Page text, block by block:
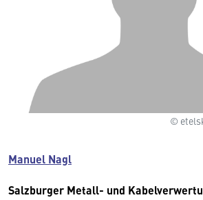
©
Manuel Nagl
Salzburger Metall- und